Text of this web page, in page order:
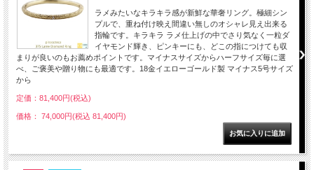
ラメみたいなキラキラ感が新鮮な華奢リング。極細シン
プルで、重ね付け映え間違い無しのオシャレ見え出来る
指輪です。キラキラ ラメ仕上げの中でさり気なく一粒ダ
イヤモンド輝き、ピンキーにも、どこの指につけても収
まりが良いのもお薦めポイントです。マイナスサイズからハーフサイズ毎に選
べ、ご褒美や贈り物にも最適です。18金イエローゴールド製 マイナス5号サイズ
から
定価：81,400円(税込)
価格： 74,000円(税込 81,400円)